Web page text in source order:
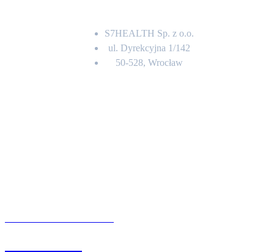
S7HEALTH Sp. z o.o.
ul. Dyrekcyjna 1/142
50-528, Wrocław